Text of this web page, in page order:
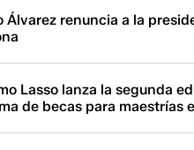
Álvarez renuncia a la
Lasso lanza la segunda
de becas para maestrías